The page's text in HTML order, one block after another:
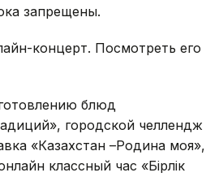
запрещены.
концерт. Посмотреть его
блюд
городской челлендж
«Казахстан –Родина моя»,
классный час «Бірлік